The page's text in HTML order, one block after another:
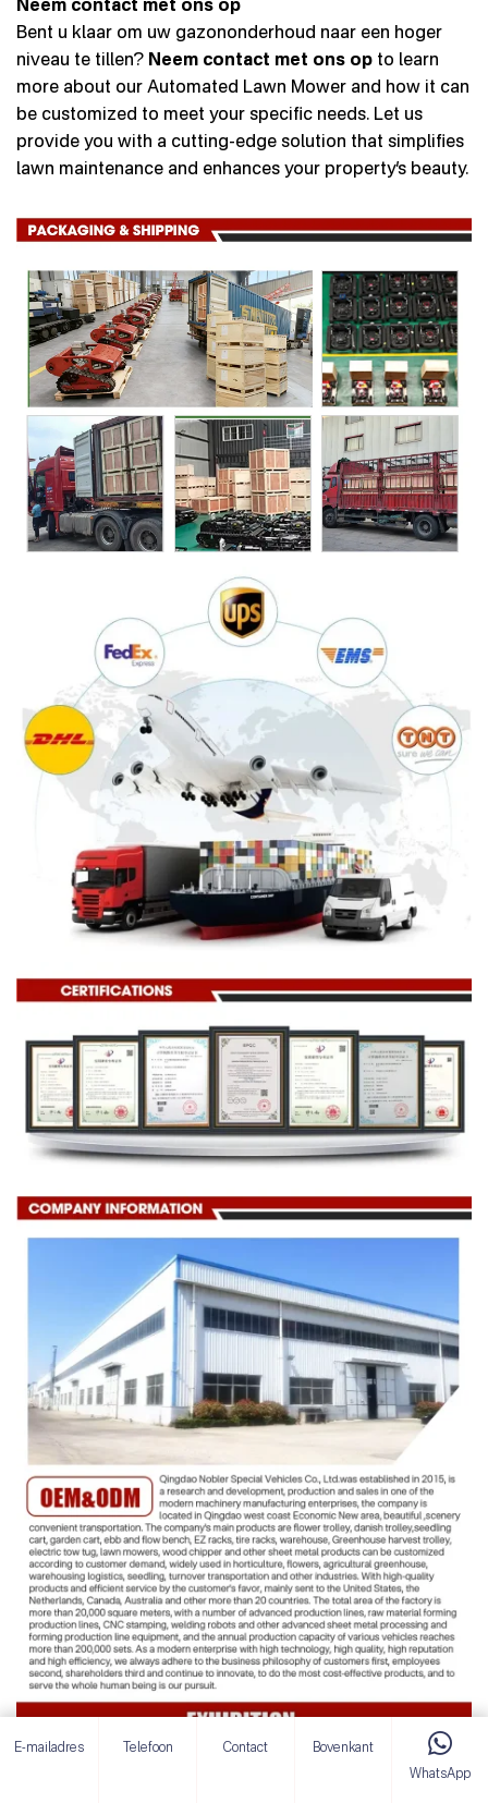
Neem contact met ons op
Bent u klaar om uw gazononderhoud naar een hoger
niveau te tillen? Neem contact met ons op to learn
more about our Automated Lawn Mower and how it can
be customized to meet your specific needs. Let us
provide you with a cutting-edge solution that simplifies
lawn maintenance and enhances your property’s beauty.
E-mailadres Telefoon Contact
Bovenkant
WhatsApp